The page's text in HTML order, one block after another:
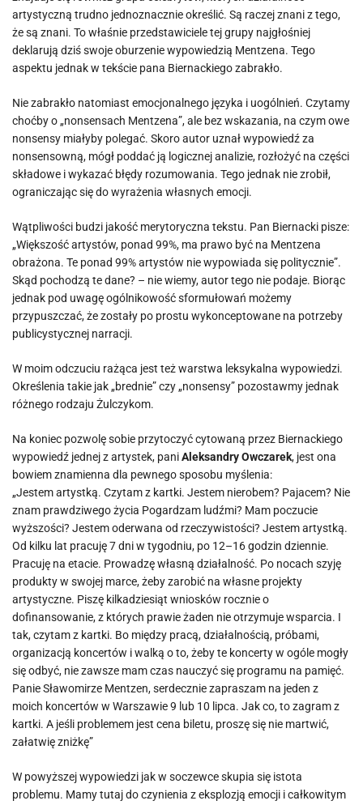
artystyczną trudno jednoznacznie określić. Są raczej znani z tego,
że są znani. To właśnie przedstawiciele tej grupy najgłośniej
deklarują dziś swoje oburzenie wypowiedzią Mentzena. Tego
aspektu jednak w tekście pana Biernackiego zabrakło.
Nie zabrakło natomiast emocjonalnego języka i uogólnień. Czytamy
choćby o „nonsensach Mentzena”, ale bez wskazania, na czym owe
nonsensy miałyby polegać. Skoro autor uznał wypowiedź za
nonsensowną, mógł poddać ją logicznej analizie, rozłożyć na części
składowe i wykazać błędy rozumowania. Tego jednak nie zrobił,
ograniczając się do wyrażenia własnych emocji.
Wątpliwości budzi jakość merytoryczna tekstu. Pan Biernacki pisze:
„Większość artystów, ponad 99%, ma prawo być na Mentzena
obrażona. Te ponad 99% artystów nie wypowiada się politycznie”.
Skąd pochodzą te dane? – nie wiemy, autor tego nie podaje. Biorąc
jednak pod uwagę ogólnikowość sformułowań możemy
przypuszczać, że zostały po prostu wykonceptowane na potrzeby
publicystycznej narracji.
W moim odczuciu rażąca jest też warstwa leksykalna wypowiedzi.
Określenia takie jak „brednie” czy „nonsensy” pozostawmy jednak
różnego rodzaju Żulczykom.
Na koniec pozwolę sobie przytoczyć cytowaną przez Biernackiego
wypowiedź jednej z artystek, paniAleksandry Owczarek, jest ona
bowiem znamienna dla pewnego sposobu myślenia:
„Jestem artystką. Czytam z kartki. Jestem nierobem? Pajacem? Nie
znam prawdziwego życia Pogardzam ludźmi? Mam poczucie
wyższości? Jestem oderwana od rzeczywistości? Jestem artystką.
Od kilku lat pracuję 7 dni w tygodniu, po 12–16 godzin dziennie.
Pracuję na etacie. Prowadzę własną działalność. Po nocach szyję
produkty w swojej marce, żeby zarobić na własne projekty
artystyczne. Piszę kilkadziesiąt wniosków rocznie o
dofinansowanie, z których prawie żaden nie otrzymuje wsparcia. I
tak, czytam z kartki. Bo między pracą, działalnością, próbami,
organizacją koncertów i walką o to, żeby te koncerty w ogóle mogły
się odbyć, nie zawsze mam czas nauczyć się programu na pamięć.
Panie Sławomirze Mentzen, serdecznie zapraszam na jeden z
moich koncertów w Warszawie 9 lub 10 lipca. Jak co, to zagram z
kartki. A jeśli problemem jest cena biletu, proszę się nie martwić,
załatwię zniżkę”
W powyższej wypowiedzi jak w soczewce skupia się istota
problemu. Mamy tutaj do czynienia z eksplozją emocji i całkowitym